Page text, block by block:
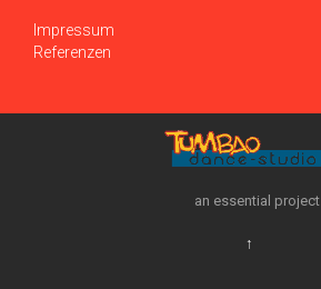
Impressum
Referenzen
an essential project
↑